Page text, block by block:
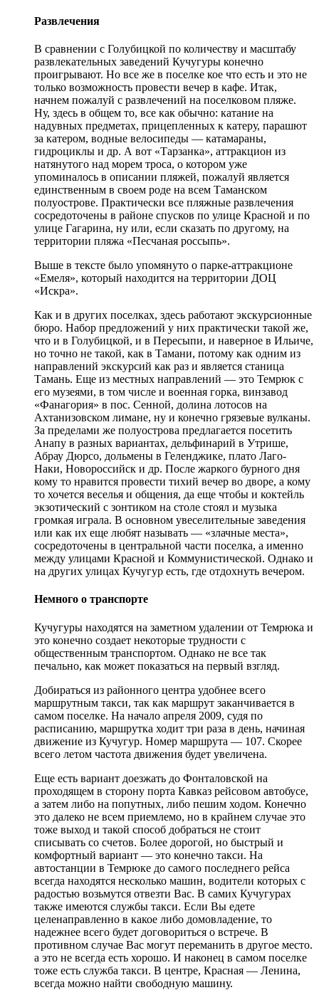
Развлечения
В сравнении с Голубицкой по количеству и масштабу
развлекательных заведений Кучугуры конечно
проигрывают. Но все же в поселке кое что есть и это не
только возможность провести вечер в кафе. Итак,
начнем пожалуй с развлечений на поселковом пляже.
Ну, здесь в общем то, все как обычно: катание на
надувных предметах, прицепленных к катеру, парашют
за катером, водные велосипеды — катамараны,
гидроциклы и др. А вот «Тарзанка», аттракцион из
натянутого над морем троса, о котором уже
упоминалось в описании пляжей, пожалуй является
единственным в своем роде на всем Таманском
полуострове. Практически все пляжные развлечения
сосредоточены в районе спусков по улице Красной и по
улице Гагарина, ну или, если сказать по другому, на
территории пляжа «Песчаная россыпь».
Выше в тексте было упомянуто о парке-аттракционе
«Емеля», который находится на территории ДОЦ
«Искра».
Как и в других поселках, здесь работают экскурсионные
бюро. Набор предложений у них практически такой же,
что и в Голубицкой, и в Пересыпи, и наверное в Ильиче,
но точно не такой, как в Тамани, потому как одним из
направлений экскурсий как раз и является станица
Тамань. Еще из местных направлений — это Темрюк с
его музеями, в том числе и военная горка, винзавод
«Фанагория» в пос. Сенной, долина лотосов на
Ахтанизовском лимане, ну и конечно грязевые вулканы.
За пределами же полуострова предлагается посетить
Анапу в разных вариантах, дельфинарий в Утрише,
Абрау Дюрсо, дольмены в Геленджике, плато Лаго-
Наки, Новороссийск и др. После жаркого бурного дня
кому то нравится провести тихий вечер во дворе, а кому
то хочется веселья и общения, да еще чтобы и коктейль
экзотический с зонтиком на столе стоял и музыка
громкая играла. В основном увеселительные заведения
или как их еще любят называть — «злачные места»,
сосредоточены в центральной части поселка, а именно
между улицами Красной и Коммунистической. Однако и
на других улицах Кучугур есть, где отдохнуть вечером.
Немного о транспорте
Кучугуры находятся на заметном удалении от Темрюка и
это конечно создает некоторые трудности с
общественным транспортом. Однако не все так
печально, как может показаться на первый взгляд.
Добираться из районного центра удобнее всего
маршрутным такси, так как маршрут заканчивается в
самом поселке. На начало апреля 2009, судя по
расписанию, маршрутка ходит три раза в день, начиная
движение из Кучугур. Номер маршрута — 107. Скорее
всего летом частота движения будет увеличена.
Еще есть вариант доезжать до Фонталовской на
проходящем в сторону порта Кавказ рейсовом автобусе,
а затем либо на попутных, либо пешим ходом. Конечно
это далеко не всем приемлемо, но в крайнем случае это
тоже выход и такой способ добраться не стоит
списывать со счетов. Более дорогой, но быстрый и
комфортный вариант — это конечно такси. На
автостанции в Темрюке до самого последнего рейса
всегда находятся несколько машин, водители которых с
радостью возьмутся отвезти Вас. В самих Кучугурах
также имеются службы такси. Если Вы едете
целенаправленно в какое либо домовладение, то
надежнее всего будет договориться о встрече. В
противном случае Вас могут переманить в другое место.
а это не всегда есть хорошо. И наконец в самом поселке
тоже есть служба такси. В центре, Красная — Ленина,
всегда можно найти свободную машину.